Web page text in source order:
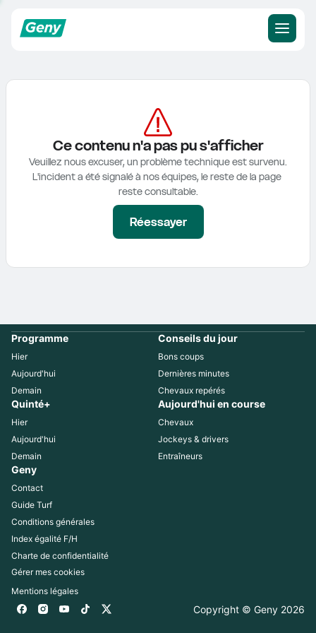
Ce contenu n'a pas pu s'afficher
Veuillez nous excuser, un problème technique est survenu.
L'incident a été signalé à nos équipes, le reste de la page
reste consultable.
Réessayer
Programme
Hier
Aujourd'hui
Demain
Conseils du jour
Bons coups
Dernières minutes
Chevaux repérés
Quinté+
Hier
Aujourd'hui
Demain
Aujourd'hui en course
Chevaux
Jockeys & drivers
Entraîneurs
Geny
Contact
Guide Turf
Conditions générales
Index égalité F/H
Charte de confidentialité
Gérer mes cookies
Mentions légales
Copyright © Geny 2026